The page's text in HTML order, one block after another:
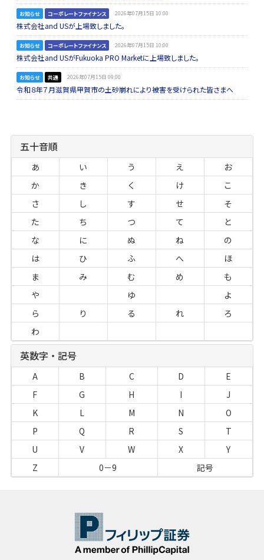
お知らせ コーポレートファイナンス 2026年07月15日 10:00
株式会社and USが上場致しました。
お知らせ コーポレートファイナンス 2026年07月15日 10:00
株式会社and USがFukuoka PRO Marketに上場致しました。
お知らせ 共通 2026年07月15日 09:00
令和８年７月滋賀県甲賀市の土砂崩れにより被害を受けられた皆さまへ
五十音順
あ い う え
お
か
き く け
こ
さ
し す せ
そ
た
ち つ て
と
な
に ぬ ね
の
は
ひ ふ へ
ほ
ま
み む め
も
や
ゆ
よ
ら
り る れ
ろ
わ
英数字・記号
A B C D
E
F
G H I
J
K
L M N
O
P
Q R S
T
U
V W X
Y
Z
0－9 記号